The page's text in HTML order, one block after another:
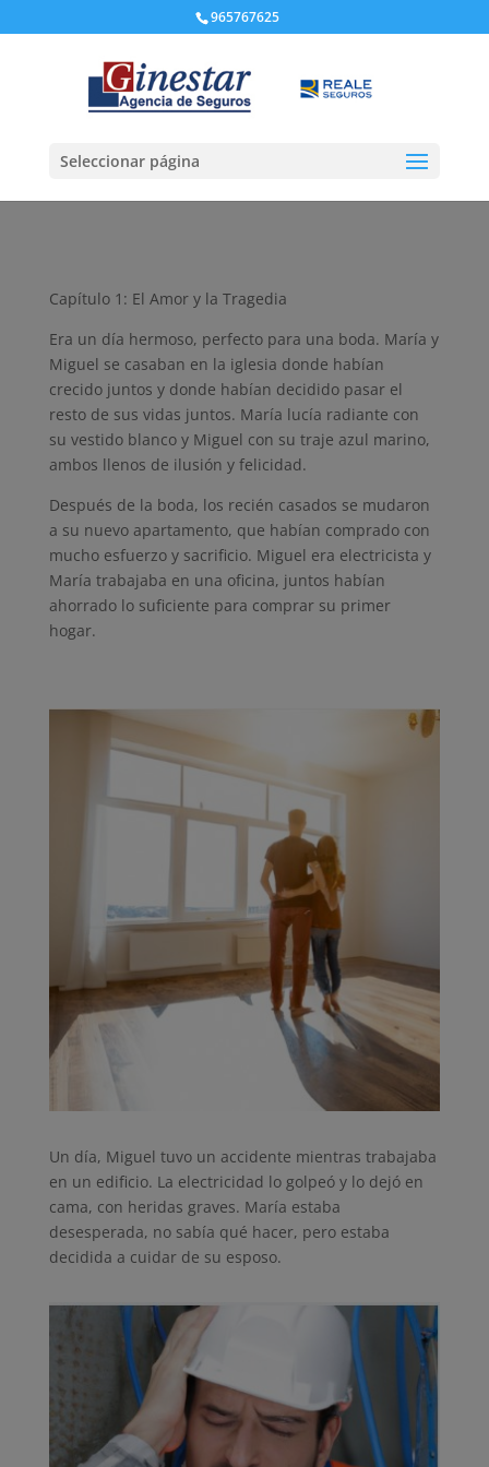
965767625
Seleccionar página
Capítulo 1: El Amor y la Tragedia
Era un día hermoso, perfecto para una boda. María y
Miguel se casaban en la iglesia donde habían
crecido juntos y donde habían decidido pasar el
resto de sus vidas juntos. María lucía radiante con
su vestido blanco y Miguel con su traje azul marino,
ambos llenos de ilusión y felicidad.
Después de la boda, los recién casados se mudaron
a su nuevo apartamento, que habían comprado con
mucho esfuerzo y sacrificio. Miguel era electricista y
María trabajaba en una oficina, juntos habían
ahorrado lo suficiente para comprar su primer
hogar.
Un día, Miguel tuvo un accidente mientras trabajaba
en un edificio. La electricidad lo golpeó y lo dejó en
cama, con heridas graves. María estaba
desesperada, no sabía qué hacer, pero estaba
decidida a cuidar de su esposo.